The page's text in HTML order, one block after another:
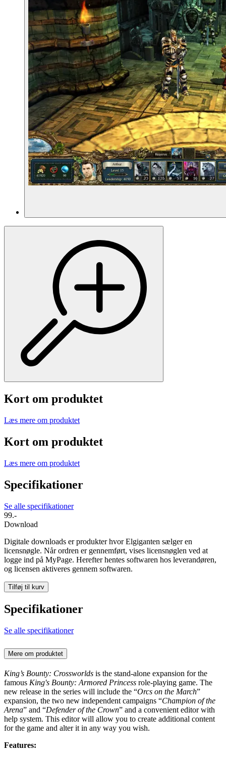
Kort om produktet
Læs mere om produktet
Kort om produktet
Læs mere om produktet
Specifikationer
Se alle specifikationer
99.-
Download
Digitale downloads er produkter hvor Elgiganten sælger en
licensnøgle. Når ordren er gennemført, vises licensnøglen ved at
logge ind på MyPage. Herefter hentes softwaren hos leverandøren,
og licensen aktiveres gennem softwaren.
Tilføj til kurv
Specifikationer
Se alle specifikationer
Mere om produktet
King’s Bounty: Crossworlds is the stand-alone expansion for the
famous King's Bounty: Armored Princess role-playing game. The
new release in the series will include the “Orcs on the March”
expansion, the two new independent campaigns “Champion of the
Arena” and “Defender of the Crown” and a convenient editor with
help system. This editor will allow you to create additional content
for the game and alter it in any way you wish.
Features: